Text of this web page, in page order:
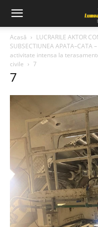
Acasă
LUCRARILE AKTOR
SUBSECTIUNEA
activitate intensa la
civile
7
7